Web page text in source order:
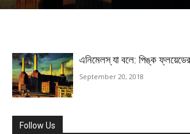
এনিমেলস্ যা বলে: পিঙ্ক
September 20, 2018
Follow Us